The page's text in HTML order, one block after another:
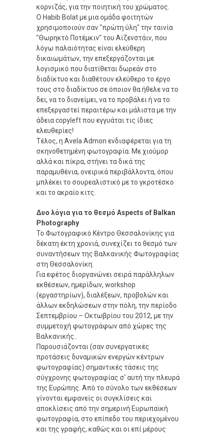
κορνιζάς, για την ποιητική του χρώματος.
O Habib Bolat με μια ομάδα φοιτητών
χρησιμοποιούν σαν "πρώτη ύλη" την ταινία
"Θωρηκτό Ποτέμκιν" του Αϊζενστάιν, που
λόγω παλαιότητας είναι ελεύθερη
δικαιωμάτων, την επεξεργάζονται με
λογισμικό που διατίθεται δωρεάν στο
διαδίκτυο και διαθέτουν ελεύθερο το έργο
τους στο διαδίκτυο σε όποιον θα ήθελε να το
δει, να το διανείμει, να το προβάλει ή να το
επεξεργαστεί περαιτέρω και μάλιστα με την
άδεια copyleft που εγγυάται τις ίδιες
ελευθερίες!
Τέλος, η Avela Admon ενδιαφέρεται για τη
σκηνοθετημένη φωτογραφία. Με χιούμορ
αλλά και πίκρα, στήνει τα δικά της
παραμυθένια, ονειρικά περιβάλλοντα, όπου
μπλέκει το σουρεαλιστικό με το γκροτέσκο
και το ακραίο κιτς.
Δυο λόγια για το θεσμό Aspects of Balkan
Photography
Το Φωτογραφικό Κέντρο Θεσσαλονίκης για
δέκατη έκτη χρονιά, συνεχίζει το θεσμό των
συναντήσεων της Βαλκανικής Φωτογραφίας
στη Θεσσαλονίκη.
Για εφέτος διοργανώνει σειρά παράλληλων
εκθέσεων, ημερίδων, workshop
(εργαστηρίων), διαλέξεων, προβολών και
άλλων εκδηλώσεων στην πόλη, την περίοδο
Σεπτεμβρίου – Οκτωβρίου του 2012, με την
συμμετοχή φωτογράφων από χώρες της
Βαλκανικής..
Παρουσιάζονται (σαν συνεργατικές
προτάσεις δυναμικών ενεργών κέντρων
φωτογραφίας) σημαντικές τάσεις της
σύγχρονης φωτογραφίας σ' αυτή την πλευρά
της Ευρώπης. Από το σύνολο των εκθέσεων
γίνονται εμφανείς οι συγκλίσεις και
αποκλίσεις από την σημερινή Ευρωπαϊκή
φωτογραφία, στο επίπεδο του περιεχομένου
και της γραφής, καθώς και οι επί μέρους